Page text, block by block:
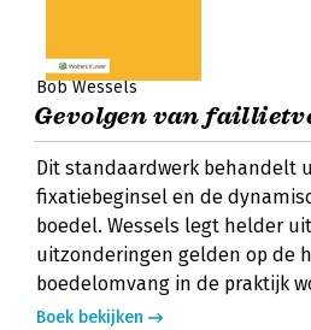
Bob Wessels
Gevolgen van
Dit standaardwerk behandelt
fixatiebeginsel en de
boedel. Wessels legt helder
uitzonderingen gelden op de
boedelomvang in de praktijk
Boek bekijken